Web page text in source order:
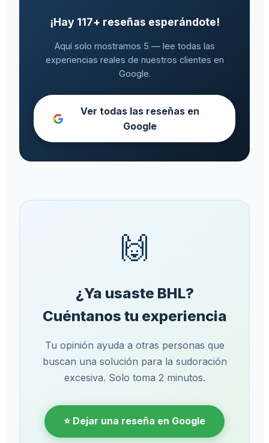
¡Hay 117+ reseñas esperándote!
Aquí solo mostramos 5 — lee todas las
experiencias reales de nuestros clientes en
Google.
Ver todas las reseñas en
Google
🙌
¿Ya usaste BHL?
Cuéntanos tu experiencia
Tu opinión ayuda a otras personas que
buscan una solución para la sudoración
excesiva. Solo toma 2 minutos.
⭐ Dejar una reseña en Google